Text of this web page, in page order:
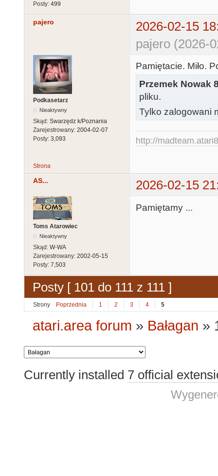
Posty: 499
pajero
2026-02-15
pajero (2026-
Podkasetarz
Nieaktywny
Skąd: Swarzędz k/Poznania
Zarejestrowany: 2004-02-07
Posty: 3,093
Pamiętacie. Miło.
Przemek Nowak
pliku.
Tylko zalogowani
http://
Strona
AS... 2026-02-15
Toms Atarowiec
Nieaktywny
Skąd: W-WA
Zarejestrowany: 2002-05-15
Posty: 7,503
Pamiętamy ...
Posty [ 101 do 111 z 111 ]
Strony Poprzednia 1 2 3 4 5
atari.area forum » Bałagan »
Currently installed 7 official